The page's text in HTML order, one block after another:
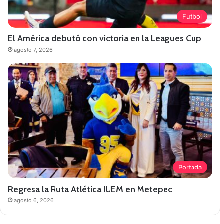
Futbol
El América debutó con victoria en la Leagues Cup
agosto 7, 2026
Portada
Regresa la Ruta Atlética IUEM en Metepec
agosto 6, 2026